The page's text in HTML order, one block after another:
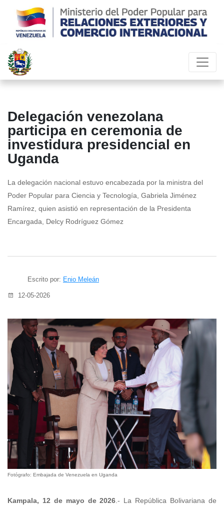
Delegación venezolana
participa en ceremonia de
investidura presidencial en
Uganda
La delegación nacional estuvo encabezada por la ministra del
Poder Popular para Ciencia y Tecnología, Gabriela Jiménez
Ramírez, quien asistió en representación de la Presidenta
Encargada, Delcy Rodríguez Gómez
Escrito por: Enio Meleán
12-05-2026
Fotógrafo: Embajada de Venezuela en Uganda
Kampala, 12 de mayo de 2026 .- La República Bolivariana de